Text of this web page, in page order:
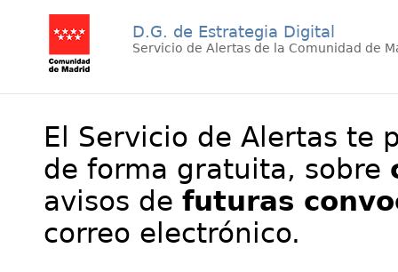
D.G. de Estrategia Digital
Servicio de Alertas de la Comunidad de
El Servicio de Alertas te
de forma gratuita, sobre
avisos de futuras
correo electrónico.